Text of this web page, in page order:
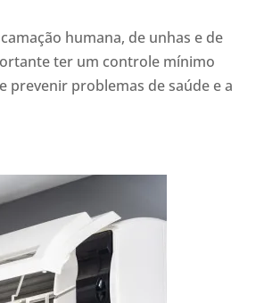
humana, de unhas e de
ter um controle mínimo
prevenir problemas de saúde e a